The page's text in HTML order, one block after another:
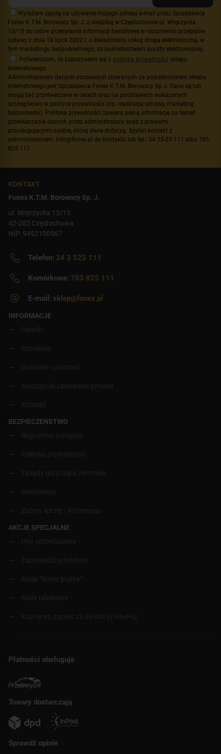
Wyrażam zgodę na używanie mojego adresu e-mail przez Sprzedawcę
Fonex K.T.M. Borowscy Sp. J. z siedzibą w Częstochowie ul. Wręczycka
13/15 do celów przesyłania informacji handlowej w rozumieniu przepisów
ustawy z dnia 18 lipca 2002 r. o świadczeniu usług drogą elektroniczną, w
tym marketingu bezpośredniego, za pośrednictwem poczty elektronicznej.
Potwierdzam, że zapoznałem się z polityką prywatności sklepu
internetowego
Administratorem danych osobowych zbieranych za pośrednictwem sklepu
internetowego jest Sprzedawca Fonex K.T.M. Borowscy Sp.J. Dane są lub
mogą być przetwarzane w celach oraz na podstawach wskazanych
szczegółowo w polityce prywatności (np. realizacja umowy, marketing
bezpośredni). Polityka prywatności zawiera pełną informację na temat
przetwarzania danych przez administratora wraz z prawami
przysługującymi osobie, której dane dotyczą. Szybki kontakt z
administratorem: info@fonex.pl do kontaktu lub tel.: 34 35-25-111 albo 783-
825-111
KONTAKT
Fonex K.T.M. Borowscy Sp. J.
ul. Wręczycka 13/15
42-202 Częstochowa
NIP: 9492100567
Telefon: 34 3 525 111
Komórkowe: 783 825 111
E-mail: sklep@fonex.pl
INFORMACJE
BEZPIECZEŃSTWO
AKCJE SPECJALNE
Płatności obsługuje
Towary dostarczają
Sprawdź opinie